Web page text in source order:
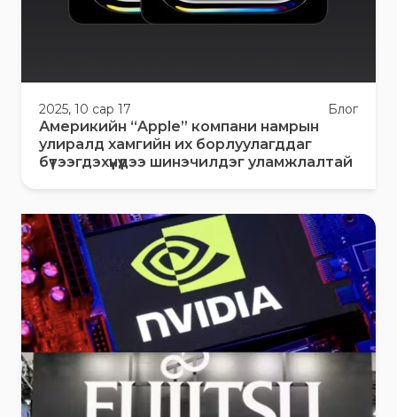
2025, 10 сар 17 Блог
Америкийн “Apple” компани намрын
улиралд хамгийн их борлуулагддаг
бүтээгдэхүүнүүдээ шинэчилдэг уламжлалтай